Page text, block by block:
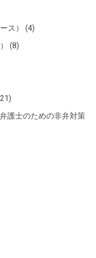
ス）
(4)
(8)
護士のための非弁対策